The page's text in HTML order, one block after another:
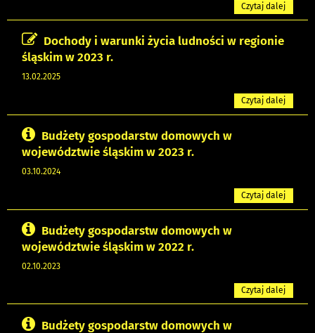
Czytaj dalej
Dochody i warunki życia ludności w regionie
śląskim w 2023 r.
13.02.2025
Czytaj dalej
Budżety gospodarstw domowych w
województwie śląskim w 2023 r.
03.10.2024
Czytaj dalej
Budżety gospodarstw domowych w
województwie śląskim w 2022 r.
02.10.2023
Czytaj dalej
Budżety gospodarstw domowych w